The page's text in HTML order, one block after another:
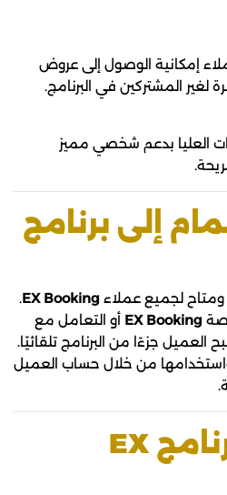
إمكانية الوصول إلى عروض
المشتركين في البرنامج.
العليا بدعم شخصي مميز
إلى برنامج
ومتاح لجميع عملاء EX Booking
.
EX Booking أو التعامل مع
العميل جزءًا من البرنامج تلقائيًا.
من خلال حساب العميل
لماذا تختار برنامج EX